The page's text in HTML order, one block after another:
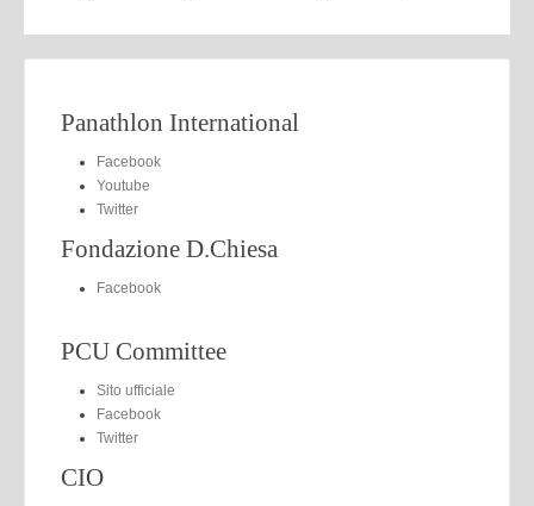
Panathlon International
Facebook
Youtube
Twitter
Fondazione D.Chiesa
Facebook
PCU Committee
Sito ufficiale
Facebook
Twitter
CIO